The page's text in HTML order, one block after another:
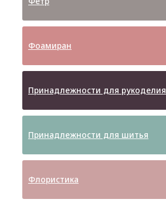
Фоамиран
Принадлежности для рукоделия
Принадлежности для шитья
Флористика